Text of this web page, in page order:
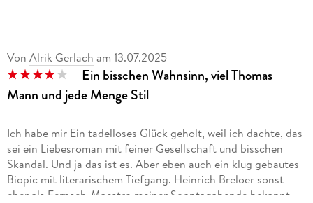
Von Alrik Gerlach am 13.07.2025
Ein bisschen Wahnsinn, viel Thomas
Mann und jede Menge Stil
Ich habe mir Ein tadelloses Glück geholt, weil ich dachte, das
sei ein Liebesroman mit feiner Gesellschaft und bisschen
Skandal. Und ja das ist es. Aber eben auch ein klug gebautes
Biopic mit literarischem Tiefgang. Heinrich Breloer sonst
eher als Fernseh-Maestro meiner Sonntagabende bekannt